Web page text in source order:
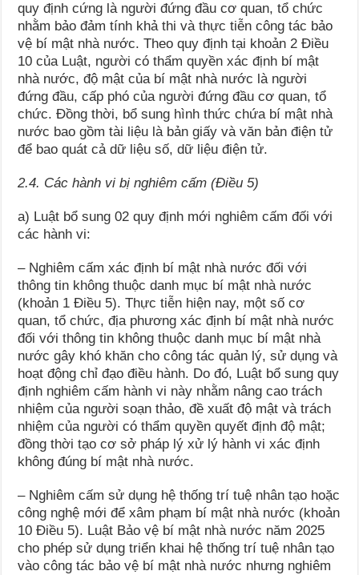
quy định cứng là người đứng đầu cơ quan, tổ chức
nhằm bảo đảm tính khả thi và thực tiễn công tác bảo
vệ bí mật nhà nước. Theo quy định tại khoản 2 Điều
10 của Luật, người có thẩm quyền xác định bí mật
nhà nước, độ mật của bí mật nhà nước là người
đứng đầu, cấp phó của người đứng đầu cơ quan, tổ
chức. Đồng thời, bổ sung hình thức chứa bí mật nhà
nước bao gồm tài liệu là bản giấy và văn bản điện tử
để bao quát cả dữ liệu số, dữ liệu điện tử.
2.4. Các hành vi bị nghiêm cấm (Điều 5)
a) Luật bổ sung 02 quy định mới nghiêm cấm đối với
các hành vi:
– Nghiêm cấm xác định bí mật nhà nước đối với
thông tin không thuộc danh mục bí mật nhà nước
(khoản 1 Điều 5). Thực tiễn hiện nay, một số cơ
quan, tổ chức, địa phương xác định bí mật nhà nước
đối với thông tin không thuộc danh mục bí mật nhà
nước gây khó khăn cho công tác quản lý, sử dụng và
hoạt động chỉ đạo điều hành. Do đó, Luật bổ sung quy
định nghiêm cấm hành vi này nhằm nâng cao trách
nhiệm của người soạn thảo, đề xuất độ mật và trách
nhiệm của người có thẩm quyền quyết định độ mật;
đồng thời tạo cơ sở pháp lý xử lý hành vi xác định
không đúng bí mật nhà nước.
– Nghiêm cấm sử dụng hệ thống trí tuệ nhân tạo hoặc
công nghệ mới để xâm phạm bí mật nhà nước (khoản
10 Điều 5). Luật Bảo vệ bí mật nhà nước năm 2025
cho phép sử dụng triển khai hệ thống trí tuệ nhân tạo
vào công tác bảo vệ bí mật nhà nước nhưng nghiêm